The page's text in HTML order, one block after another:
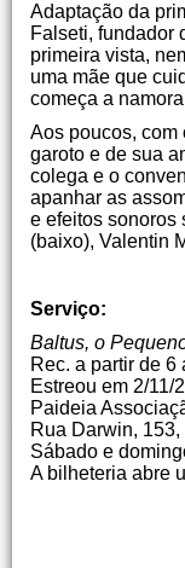
Adaptação da
Falseti, fundador
primeira vista,
uma mãe que
começa a
Aos poucos, com
garoto e de sua
colega e o
apanhar as
e efeitos sonoros
(baixo), Valentin
Serviço:
Baltus, o
Rec. a partir de 6
Estreou em 2/11/
Paideia
Rua Darwin,
Sábado e
A bilheteria abre